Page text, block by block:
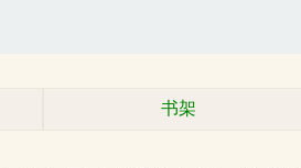
书架